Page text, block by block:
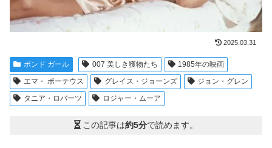
2025.03.31
ボンド ガール 007 美しき獲物たち
1985年の映画
エマ・ ポーテウス
グレイス・ジョーンズ
ジョン・グレン
タニア・ロバーツ
ロジャー・ムーア
この記事は約5分で読めます。